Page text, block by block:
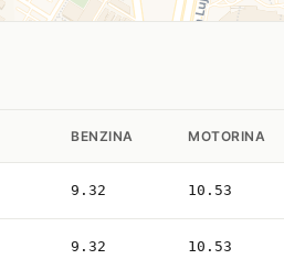
BENZINA MOTORINA
9.32 10.53
9.32 10.53